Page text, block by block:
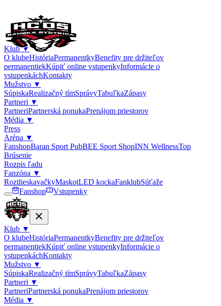
Klub▼
O klubeHistóriaPermanentkyBenefity pre držiteľov
permanentiekKúpiť online vstupenkyInformácie o
vstupenkáchKontakty
Mužstvo ▼
SúpiskaRealizačný tímSprávyTabuľkaZápasy
Partneri ▼
PartneriPartnerská ponukaPrenájom priestorov
Média ▼
Press
Aréna ▼
FanshopBaran Sport PubBEE Sport ShopINN WellnessTop
Brúsenie
Rozpis ľadu
Fanzóna ▼
RoztlieskavačkyMaskotLED kockaFanklubSúťaže
Fanshop
Vstupenky
Klub ▼
O klubeHistóriaPermanentkyBenefity pre držiteľov
permanentiekKúpiť online vstupenkyInformácie o
vstupenkáchKontakty
Mužstvo ▼
SúpiskaRealizačný tímSprávyTabuľkaZápasy
Partneri ▼
PartneriPartnerská ponukaPrenájom priestorov
Média ▼